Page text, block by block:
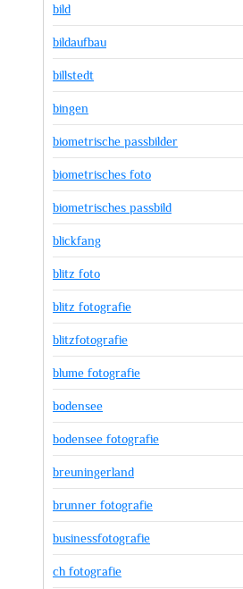
bild
bildaufbau
billstedt
bingen
biometrische passbilder
biometrisches foto
biometrisches passbild
blickfang
blitz foto
blitz fotografie
blitzfotografie
blume fotografie
bodensee
bodensee fotografie
breuningerland
brunner fotografie
businessfotografie
ch fotografie